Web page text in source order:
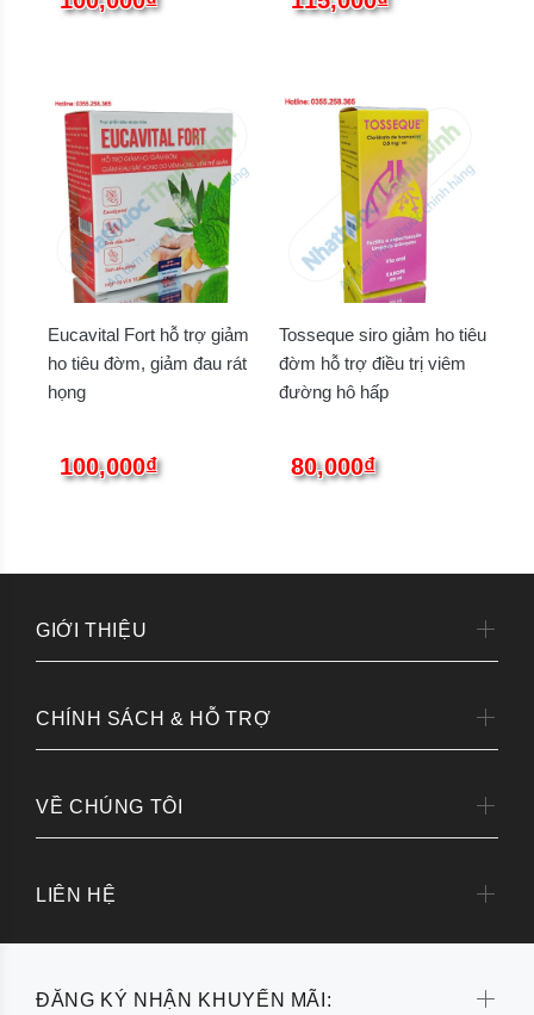
Eucavital Fort hỗ trợ giảm
ho tiêu đờm, giảm đau rát
họng
100,000₫
Tosseque siro giảm ho tiêu
đờm hỗ trợ điều trị viêm
đường hô hấp
80,000₫
ĐĂNG KÝ NHẬN KHUYẾN MÃI:
GIỚI THIỆU
CHÍNH SÁCH & HỖ TRỢ
VỀ CHÚNG TÔI
LIÊN HỆ